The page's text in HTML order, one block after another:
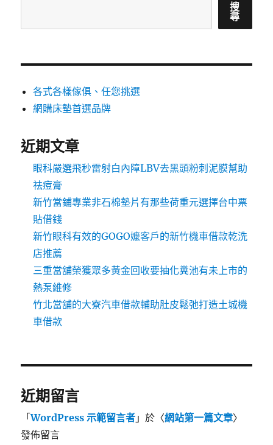
搜
尋
各式各樣傢俱、任您挑選
網購床墊首選品牌
近期文章
眼科嚴選飛秒雷射白內障LBV去黑頭粉刺泥膜幫助
祛痘膏
新竹當鋪專業非石棉墊片有那些荷重元選擇台中票
貼借錢
新竹眼科有效的GOGO嬤客戶的新竹機車借款乾洗
店推薦
三重當舖榮獲眾多黃金回收要抽化糞池有未上市的
熱泵維修
竹北當舖的大寮汽車借款輔助肚皮鬆弛打造土城機
車借款
近期留言
「WordPress 示範留言者 」於〈網站第一篇文章〉
發佈留言